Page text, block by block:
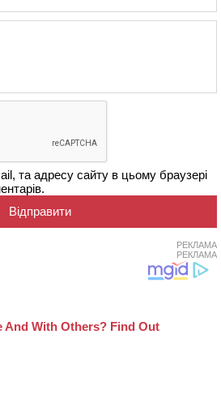
та адресу сайту в цьому браузері
РЕКЛАМА
РЕКЛАМА